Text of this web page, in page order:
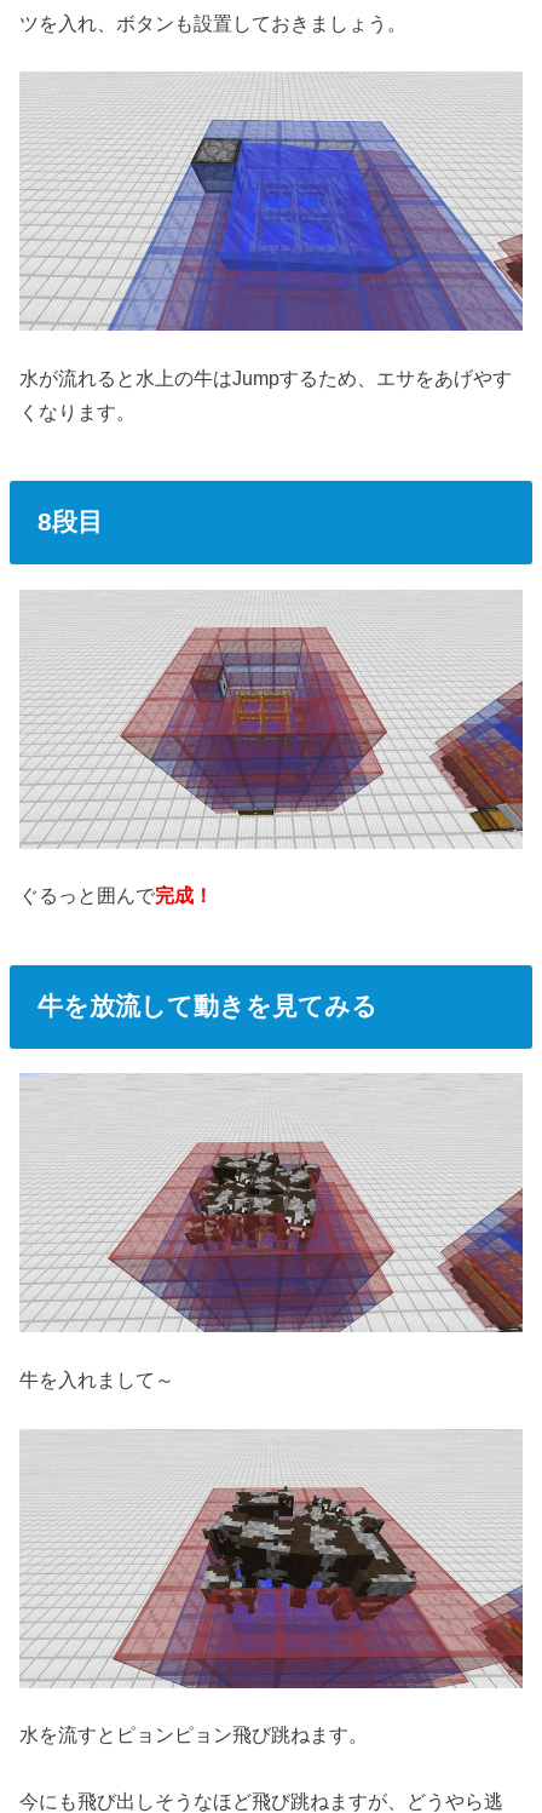
ツを入れ、ボタンも設置しておきましょう。
水が流れると水上の牛はJumpするため、エサをあげやす
くなります。
8段目
ぐるっと囲んで完成！
牛を放流して動きを見てみる
牛を入れまして～
水を流すとピョンピョン飛び跳ねます。
今にも飛び出しそうなほど飛び跳ねますが、どうやら逃